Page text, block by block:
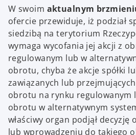
W swoim aktualnym
ofercie przewiduje, iż podział
siedzibą na terytorium
wymaga wycofania jej akcji z
regulowanym lub w
obrotu, chyba że akcje spółki
zawiązanych lub
obrotu na rynku regulowanym
obrotu w alternatywnym
właściwy organ podjął decyzję
lub wprowadzeniu do takiego